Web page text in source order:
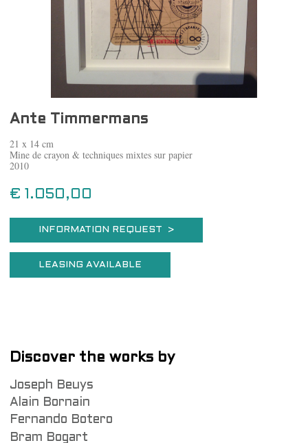
Ante Timmermans
21 x 14 cm
Mine de crayon & techniques mixtes sur papier
2010
€ 1.050,00
INFORMATION REQUEST >
LEASING AVAILABLE
Discover the works by
Joseph Beuys
Alain Bornain
Fernando Botero
Bram Bogart